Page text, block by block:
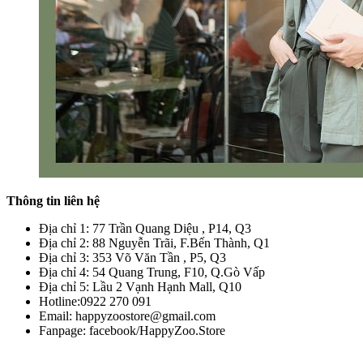
Thông tin liên hệ
Địa chỉ 1: 77 Trần Quang Diệu , P14, Q3
Địa chỉ 2: 88 Nguyễn Trãi, F.Bến Thành, Q1
Địa chỉ 3: 353 Võ Văn Tần , P5, Q3
Địa chỉ 4: 54 Quang Trung, F10, Q.Gò Vấp
Địa chỉ 5: Lầu 2 Vạnh Hạnh Mall, Q10
Hotline:0922 270 091
Email: happyzoostore@gmail.com
Fanpage: facebook/HappyZoo.Store